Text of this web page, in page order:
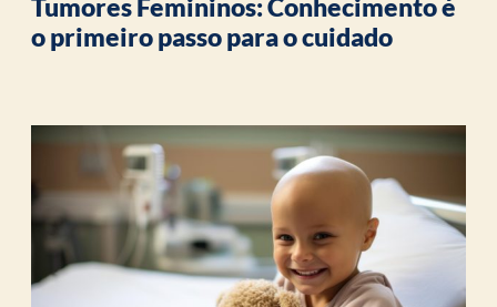
Tumores Femininos: Conhecimento é
o primeiro passo para o cuidado